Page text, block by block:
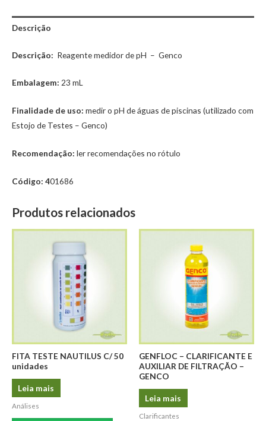
Descrição
Descrição: Reagente medidor de pH – Genco
Embalagem: 23 mL
Finalidade de uso: medir o pH de águas de piscinas (utilizado com
Estojo de Testes – Genco)
Recomendação: ler recomendações no rótulo
Código: 401686
Produtos relacionados
FITA TESTE NAUTILUS C/ 50
unidades
Leia mais
Análises
GENFLOC – CLARIFICANTE E
AUXILIAR DE FILTRAÇÃO –
GENCO
Leia mais
Clarificantes